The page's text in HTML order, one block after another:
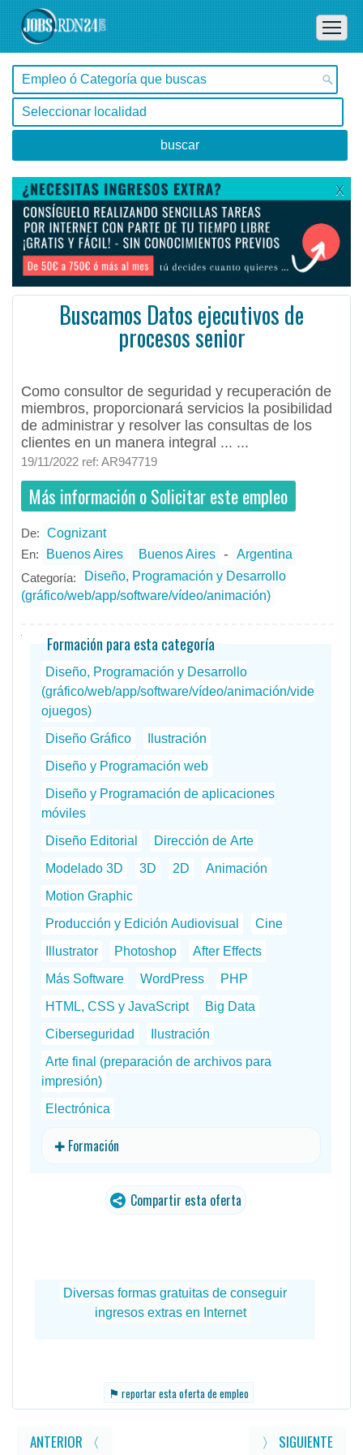
X
Buscamos Datos ejecutivos de
procesos senior
Como consultor de seguridad y recuperación de
miembros, proporcionará servicios la posibilidad
de administrar y resolver las consultas de los
clientes en un manera integral ... ...
19/11/2022 ref: AR947719
Más información o Solicitar este empleo
De: Cognizant
En: Buenos Aires Buenos Aires - Argentina
Categoría:
Diseño, Programación y Desarrollo
(gráfico/web/app/software/vídeo/animación)
Formación para esta categoría
Diseño, Programación y Desarrollo
(gráfico/web/app/software/vídeo/animación/vide
ojuegos)
Diseño Gráfico
Ilustración
Diseño y Programación web
Diseño y Programación de aplicaciones
móviles
Diseño Editorial
Dirección de Arte
Modelado 3D
3D 2D
Animación
Motion Graphic
Producción y Edición Audiovisual
Cine
Illustrator
Photoshop
After Effects
Más Software
WordPress
PHP
HTML, CSS y JavaScript
Big Data
Ciberseguridad
Ilustración
Arte final (preparación de archivos para
impresión)
Electrónica
✚ Formación
Compartir esta oferta
⚑ reportar esta oferta de empleo
ANTERIOR 〈 〉 SIGUIENTE